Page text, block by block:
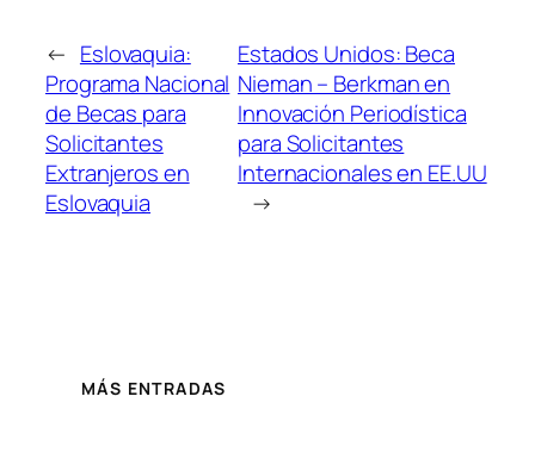
← Eslovaquia:
Programa Nacional
de Becas para
Solicitantes
Extranjeros en
Eslovaquia
Estados Unidos: Beca
Nieman – Berkman en
Innovación Periodística
para Solicitantes
Internacionales en EE.UU
→
MÁS ENTRADAS